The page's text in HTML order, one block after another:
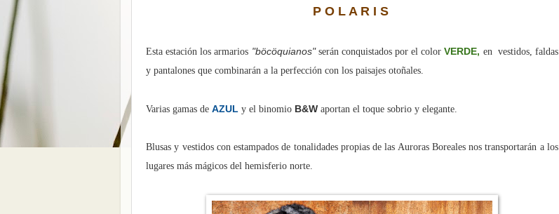
P O L A R I S
Esta estación los armarios "böcöquianos"serán conquistados por el colorVERDE, en vestidos, faldas
y pantalones que combinarán a la perfección con los paisajes otoñales.
Varias gamas de AZUL y el binomio B&W aportan el toque sobrio y elegante.
Blusas y vestidos con estampados de tonalidades propias de las Auroras Boreales nos transportarán a los
lugares más mágicos del hemisferio norte.